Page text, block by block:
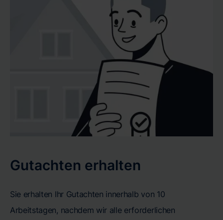
Gutachten erhalten
Sie erhalten Ihr Gutachten innerhalb von 10
Arbeitstagen, nachdem wir alle erforderlichen